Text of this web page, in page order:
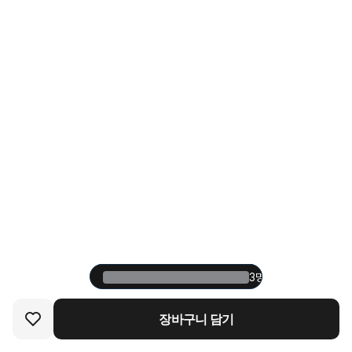
3명 중 1명이 재구매한
장바구니 담기
3명 중 1명이 재구매한
장바구니 담기